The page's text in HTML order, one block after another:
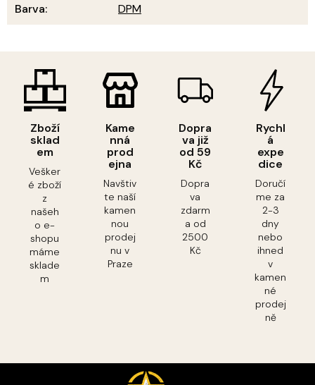
Zboží
sklad
em
Vešker
é zboží
z
našeh
o e-
shopu
máme
sklade
m
Kame
nná
prod
ejna
Navštiv
te naší
kamen
nou
prodej
nu v
Praze
Dopra
va již
od 59
Kč
Dopra
va
zdarm
a od
2500
Kč
Rychl
á
expe
dice
Doručí
me za
2-3
dny
nebo
ihned
v
kamen
né
prodej
ně
Barva: DPM